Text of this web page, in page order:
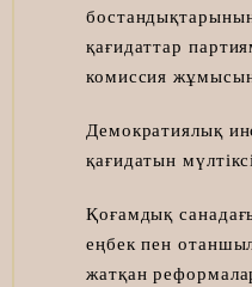
қағидаттар
комиссия
Демократиялық
қағидатын
Қоғамдық
еңбек пен
жатқан